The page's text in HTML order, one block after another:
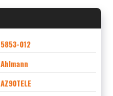
5853-012
Ahlmann
AZ90TELE